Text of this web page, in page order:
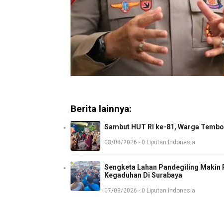
Berita lainnya:
Sambut HUT RI ke-81, Warga
08/08/2026 - 0 Liputan Indonesia
Sengketa Lahan Pandegiling
Kegaduhan Di Surabaya
07/08/2026 - 0 Liputan Indonesia